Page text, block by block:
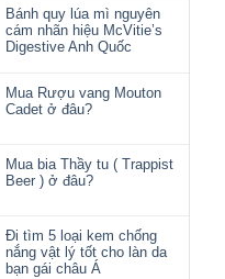
Bánh quy lúa mì nguyên
cám nhãn hiệu McVitie’s
Digestive Anh Quốc
Mua Rượu vang Mouton
Cadet ở đâu?
Mua bia Thầy tu ( Trappist
Beer ) ở đâu?
Đi tìm 5 loại kem chống
nắng vật lý tốt cho làn da
bạn gái châu Á